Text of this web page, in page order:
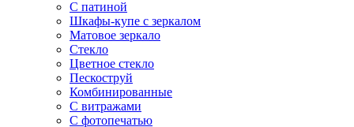
С патиной
Шкафы-купе с зеркалом
Матовое зеркало
Стекло
Цветное стекло
Пескоструй
Комбинированные
С витражами
С фотопечатью